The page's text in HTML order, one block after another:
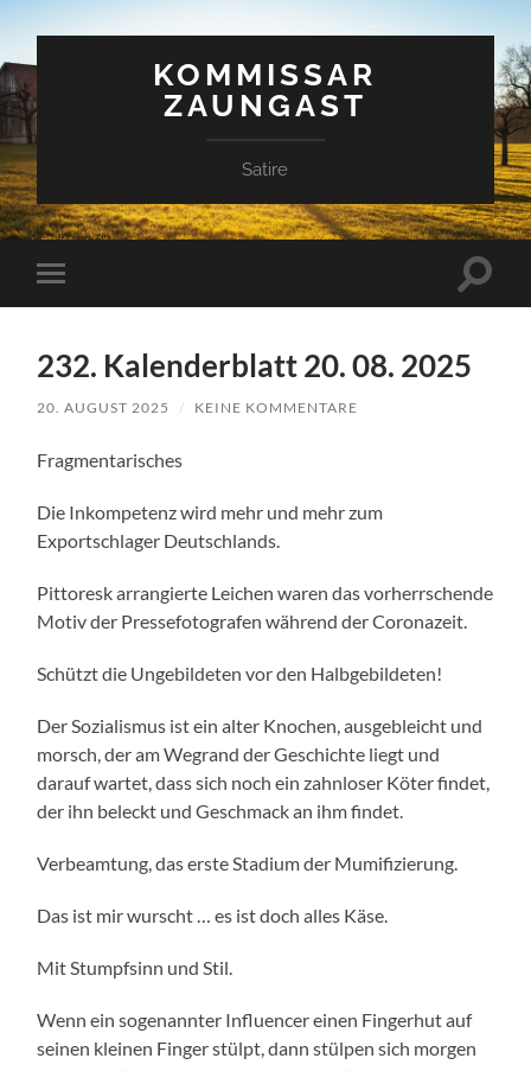
KOMMISSAR
ZAUNGAST
Satire
Mobile-
Menü
232. Kalenderblatt 20. 08. 2025
20. AUGUST 2025 / KEINE KOMMENTARE
Fragmentarisches
Die Inkompetenz wird mehr und mehr zum
Exportschlager Deutschlands.
Pittoresk arrangierte Leichen waren das vorherrschende
Motiv der Pressefotografen während der Coronazeit.
Schützt die Ungebildeten vor den Halbgebildeten!
Der Sozialismus ist ein alter Knochen, ausgebleicht und
morsch, der am Wegrand der Geschichte liegt und
darauf wartet, dass sich noch ein zahnloser Köter findet,
der ihn beleckt und Geschmack an ihm findet.
Verbeamtung, das erste Stadium der Mumifizierung.
Das ist mir wurscht … es ist doch alles Käse.
Mit Stumpfsinn und Stil.
Wenn ein sogenannter Influencer einen Fingerhut auf
seinen kleinen Finger stülpt, dann stülpen sich morgen